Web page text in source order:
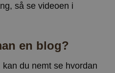
så se videoen i
en blog?
du nemt se hvordan